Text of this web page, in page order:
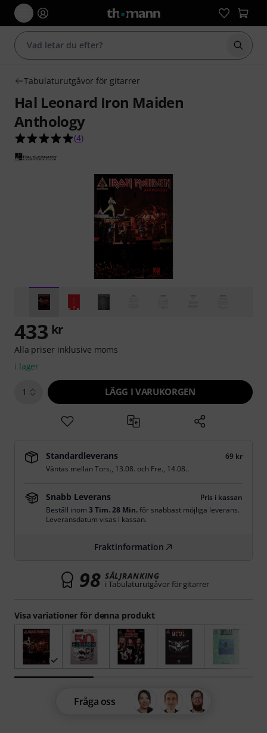
Börja
Tabulaturutgåvor för gitarrer
Hal Leonard Iron Maiden
Anthology
5.0 av 5 stjärnor från 4 kundbetyg
(4)
Visa variationer för denna produkt
433 kr
Alla priser inklusive moms
i lager
1 LÄGG I VARUKORGEN
Standardleverans
69 kr
Väntas mellanTors., 13.08. och Fre., 14.08..
Snabb Leverans
Pris i kassan
Beställ inom 3 Tim. 28 Min.för snabbast möjliga leverans.
Leveransdatum visas i kassan.
Fraktinformation
98 SÄLJRANKING
i Tabulaturutgåvor för gitarrer
Fråga oss